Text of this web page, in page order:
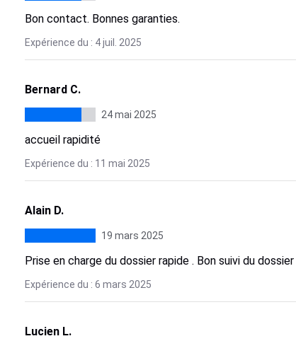
Bon contact. Bonnes garanties.
Expérience du : 4 juil. 2025
Bernard C.
24 mai 2025
accueil rapidité
Expérience du : 11 mai 2025
Alain D.
19 mars 2025
Prise en charge du dossier rapide . Bon suivi du
Expérience du : 6 mars 2025
Lucien L.